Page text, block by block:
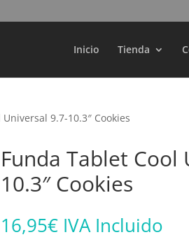
Inicio Tienda
Búsqueda
productos
9.7-10.3″ Cookies
Funda Tablet Cool
10.3″ Cookies
16,95€ IVA Incluido